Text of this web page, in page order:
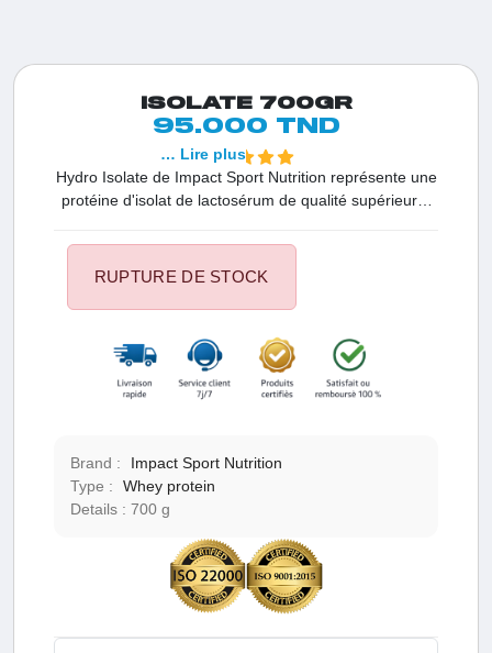
ISOLATE 700GR
95.000 TND
Hydro Isolate de Impact Sport Nutrition représente une
protéine d'isolat de lactosérum de qualité supérieure,
exigences des athlètes et des passionnés de fitness
axés sur l'atteinte d'une performance optimale.
portions par contenant, cette formule évoluée offre une
source de protéines de premier ordre, favorisant ainsi
la croissance musculaire, la récupération et la
consolidation de la force.
… Lire plus
RUPTURE DE STOCK
Brand :
Impact Sport Nutrition
Type :
Whey protein
Details :
700 g